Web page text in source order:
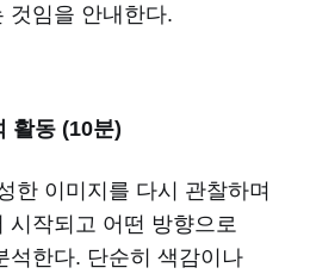
것임을 안내한다.
활동 (10분)
한 이미지를 다시 관찰하며
시작되고 어떤 방향으로
석한다. 단순히 색감이나